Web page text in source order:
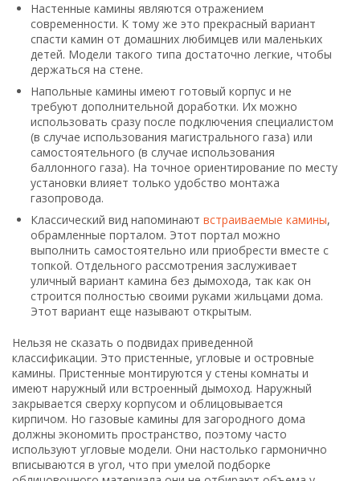
Настенные камины являются отражением
современности. К тому же это прекрасный вариант
спасти камин от домашних любимцев или маленьких
детей. Модели такого типа достаточно легкие, чтобы
держаться на стене.
Напольные камины имеют готовый корпус и не
требуют дополнительной доработки. Их можно
использовать сразу после подключения специалистом
(в случае использования магистрального газа) или
самостоятельного (в случае использования
баллонного газа). На точное ориентирование по месту
установки влияет только удобство монтажа
газопровода.
Классический вид напоминают встраиваемые камины,
обрамленные порталом. Этот портал можно
выполнить самостоятельно или приобрести вместе с
топкой. Отдельного рассмотрения заслуживает
уличный вариант камина без дымохода, так как он
строится полностью своими руками жильцами дома.
Этот вариант еще называют открытым.
Нельзя не сказать о подвидах приведенной
классификации. Это пристенные, угловые и островные
камины. Пристенные монтируются у стены комнаты и
имеют наружный или встроенный дымоход. Наружный
закрывается сверху корпусом и облицовывается
кирпичом. Но газовые камины для загородного дома
должны экономить пространство, поэтому часто
используют угловые модели. Они настолько гармонично
вписываются в угол, что при умелой подборке